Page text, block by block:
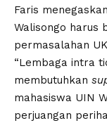
Faris
Walisongo harus
permasalahan
“Lembaga intra
membutuhkan
mahasiswa UIN
perjuangan